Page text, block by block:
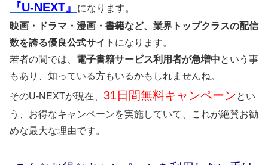
『U-NEXT』
になります。
映画・ドラマ・漫画・書籍など、業界トップクラスの配信
数を誇る優良公式サイト になります。
若者の間では、 電子書籍サービス利用者が急増中という事
もあり、知っている方もいるかもしれませんね。
そのU-NEXTが現在、 31日間無料キャンペーンとい
う、お得なキャンペーンを実施していて、これが絶賛お勧
めな最大な理由です。